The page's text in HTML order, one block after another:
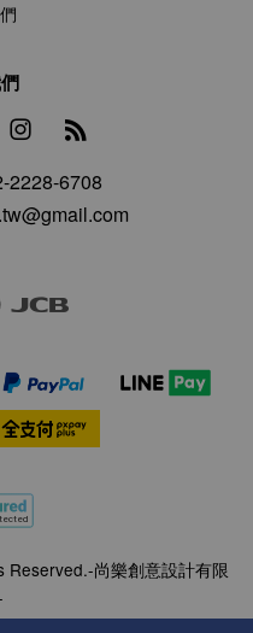
Instagram
2228-6708
Master
尚樂創意設計有限